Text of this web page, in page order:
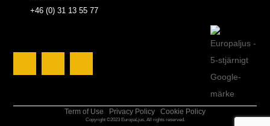
+46 (0) 31 13 55 77
Copyright ©2023 EuropaLjus, All rights reserved.
Term of Use Privacy Policy Cookie Policy